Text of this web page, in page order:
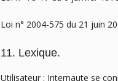
Loi n° 2004-575 du 21 juin
11. Lexique.
Utilisateur : Internaute se